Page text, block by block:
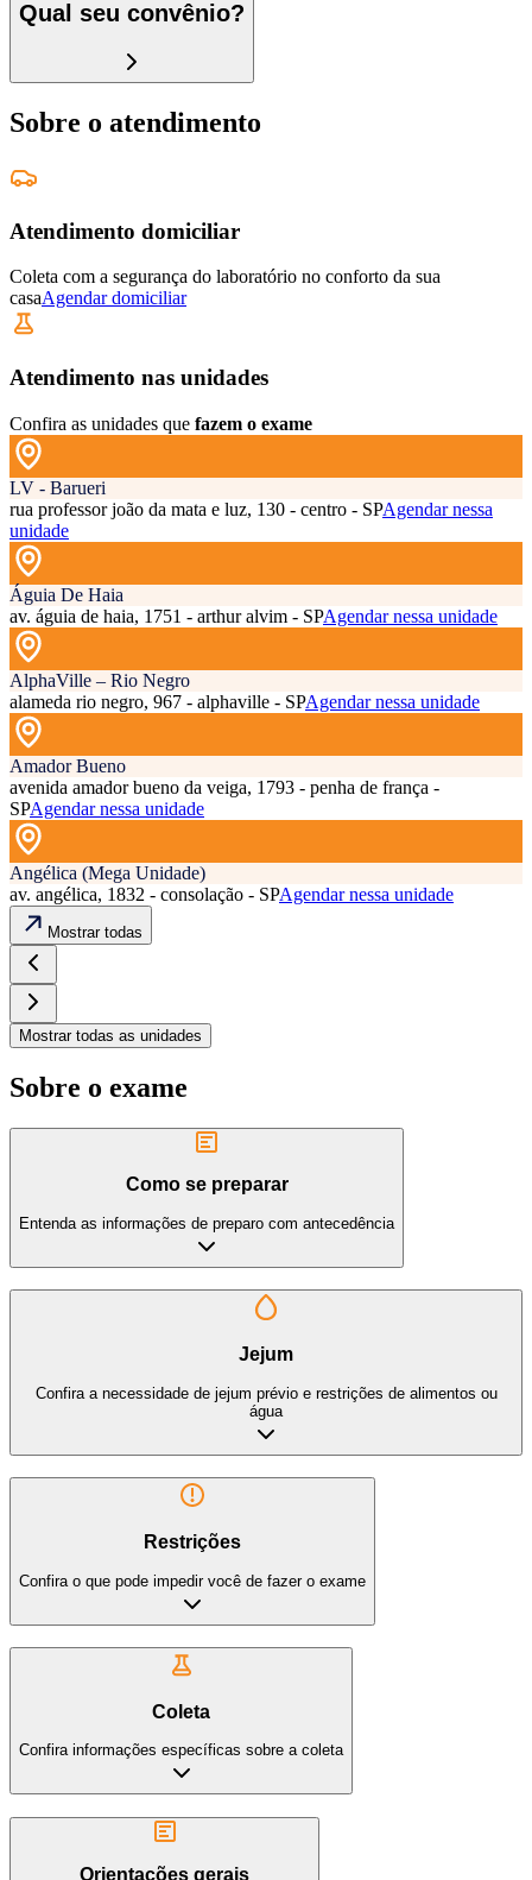
Qual seu convênio?
Sobre o atendimento
Atendimento domiciliar
Coleta com a segurança do laboratório no conforto da sua
casaAgendar domiciliar
Atendimento nas unidades
Confira as unidades que fazem o exame
LV - Barueri
rua professor joão da mata e luz, 130 - centro - SPAgendar nessa
unidade
Águia De Haia
av. águia de haia, 1751 - arthur alvim - SPAgendar nessa unidade
AlphaVille – Rio Negro
alameda rio negro, 967 - alphaville - SPAgendar nessa unidade
Amador Bueno
avenida amador bueno da veiga, 1793 - penha de frança -
SPAgendar nessa unidade
Angélica (Mega Unidade)
av. angélica, 1832 - consolação - SPAgendar nessa unidade
Mostrar todas
Mostrar todas as unidades
Sobre o exame
Como se preparar
Entenda as informações de preparo com antecedência
Jejum
Confira a necessidade de jejum prévio e restrições de alimentos ou
água
Restrições
Confira o que pode impedir você de fazer o exame
Coleta
Confira informações específicas sobre a coleta
Orientações gerais